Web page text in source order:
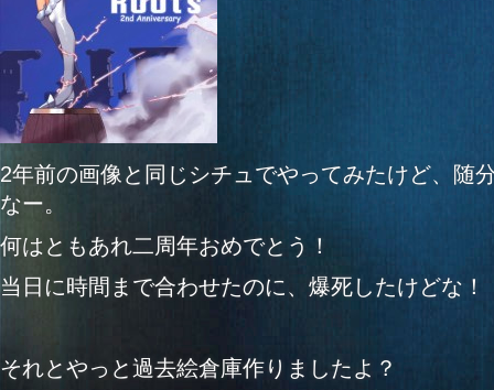
2年前の画像と同じシチュでやってみたけど、随
なー。
何はともあれ二周年おめでとう！
当日に時間まで合わせたのに、爆死したけどな
それとやっと過去絵倉庫作りましたよ？